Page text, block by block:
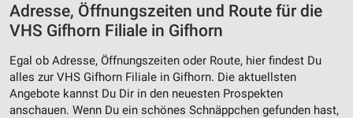
Adresse, Öffnungszeiten und Route für die
VHS Gifhorn Filiale in Gifhorn
Egal ob Adresse, Öffnungszeiten oder Route, hier findest Du
alles zur VHS Gifhorn Filiale in Gifhorn. Die aktuellsten
Angebote kannst Du Dir in den neuesten Prospekten
anschauen. Wenn Du ein schönes Schnäppchen gefunden hast,